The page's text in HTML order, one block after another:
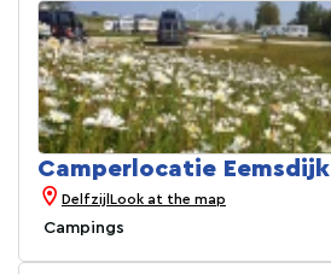
Camperlocatie Eemsdijk
Delfzijl Look at the map
Campings